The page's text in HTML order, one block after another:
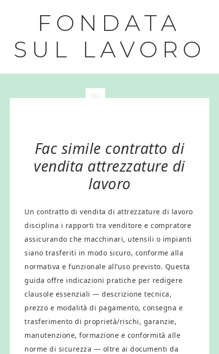
FONDATA
SUL LAVORO
Fac simile contratto di
vendita attrezzature di
lavoro
Un contratto di vendita di attrezzature di lavoro
disciplina i rapporti tra venditore e compratore
assicurando che macchinari, utensili o impianti
siano trasferiti in modo sicuro, conforme alla
normativa e funzionale all’uso previsto. Questa
guida offre indicazioni pratiche per redigere
clausole essenziali — descrizione tecnica,
prezzo e modalità di pagamento, consegna e
trasferimento di proprietà/rischi, garanzie,
manutenzione, formazione e conformità alle
norme di sicurezza — oltre ai documenti da